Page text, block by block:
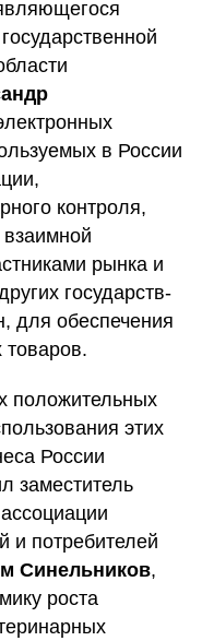
в России
контроля,
взаимной
рынка и
государств-
для обеспечения
этих
России
заместитель
и потребителей
Синельников,
роста